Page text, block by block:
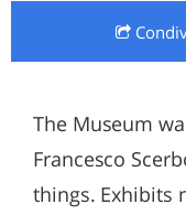
The Museum
Francesco
things. Exhibits